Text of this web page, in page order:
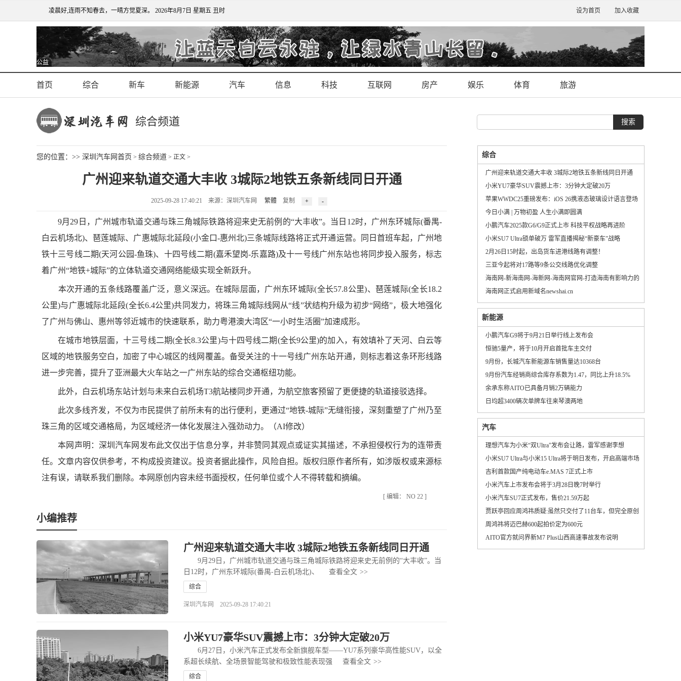
凌晨好,连雨不知春去，一晴方觉夏深。 2026年8月7日 星期五 丑时 设为首页 加入收藏
公益
首页 综合 新车 新能源 汽车 信息 科技 互联网 房产 娱乐 体育 旅游
综合频道
您的位置：>> 深圳汽车网首页 > 综合频道 > 正文 >
广州迎来轨道交通大丰收 3城际2地铁五条新线同日开通
2025-09-28 17:40:21 来源：深圳汽车网 繁體 复制
9月29日，广州城市轨道交通与珠三角城际铁路将迎来史无前例的“大丰收”。当日12时，广州东环城际(番禺-
白云机场北)、琶莲城际、广惠城际北延段(小金口-惠州北)三条城际线路将正式开通运营。同日首班车起，广州地
铁十三号线二期(天河公园-鱼珠)、十四号线二期(嘉禾望岗-乐嘉路)及十一号线广州东站也将同步投入服务，标志
着广州“地铁+城际”的立体轨道交通网络能级实现全新跃升。
本次开通的五条线路覆盖广泛，意义深远。在城际层面，广州东环城际(全长57.8公里)、琶莲城际(全长18.2
公里)与广惠城际北延段(全长6.4公里)共同发力，将珠三角城际线网从“线”状结构升级为初步“网络”，极大地强化
了广州与佛山、惠州等邻近城市的快速联系，助力粤港澳大湾区“一小时生活圈”加速成形。
在城市地铁层面，十三号线二期(全长8.3公里)与十四号线二期(全长9公里)的加入，有效填补了天河、白云等
区域的地铁服务空白，加密了中心城区的线网覆盖。备受关注的十一号线广州东站开通，则标志着这条环形线路
进一步完善，提升了亚洲最大火车站之一广州东站的综合交通枢纽功能。
此外，白云机场东站计划与未来白云机场T3航站楼同步开通，为航空旅客预留了更便捷的轨道接驳选择。
此次多线齐发，不仅为市民提供了前所未有的出行便利，更通过“地铁-城际”无缝衔接，深刻重塑了广州乃至
珠三角的区域交通格局，为区域经济一体化发展注入强劲动力。（AI修改）
本网声明：深圳汽车网发布此文仅出于信息分享，并非赞同其观点或证实其描述，不承担侵权行为的连带责
任。文章内容仅供参考，不构成投资建议。投资者据此操作，风险自担。版权归原作者所有，如涉版权或来源标
注有误，请联系我们删除。本网原创内容未经书面授权，任何单位或个人不得转载和摘编。
[ 编辑： NO 22 ]
小编推荐
广州迎来轨道交通大丰收 3城际2地铁五条新线同日开通
9月29日，广州城市轨道交通与珠三角城际铁路将迎来史无前例的“大丰收”。当
日12时，广州东环城际(番禺-白云机场北)、
查看全文 >>
综合
深圳汽车网 2025-09-28 17:40:21
小米YU7豪华SUV震撼上市：3分钟大定破20万
6月27日，小米汽车正式发布全新旗舰车型——YU7系列豪华高性能SUV，以全
系超长续航、全场景智能驾驶和极致性能表现强
查看全文 >>
综合
综合
广州迎来轨道交通大丰收 3城际2地铁五条新线同日开通
小米YU7豪华SUV震撼上市：3分钟大定破20万
苹果WWDC25重磅发布：iOS 26携液态玻璃设计语言登场
今日小满 | 万物初盈 人生小满即圆满
小鹏汽车2025款G6/G9正式上市 科技平权战略再进阶
小米SU7 Ultra锁单破万 雷军直播揭秘“新豪车”战略
2月26日15时起，出岛货车进港线路有调整！
三亚今起将对17路等9条公交线路优化调整
海南网-新海南网-海新网-海南网官网-打造海南有影响力的主流都市门户
海南网正式启用新域名newshai.cn
新能源
小鹏汽车G9将于9月21日举行线上发布会
恒驰5量产，将于10月开启首批车主交付
9月份，长城汽车新能源车销售量达10368台
9月份汽车经销商综合库存系数为1.47，同比上升18.5%
余承东称AITO已具备月销2万辆能力
日均超3400辆次单牌车往来琴澳两地
汽车
理想汽车为小米“双Ultra”发布会让路，雷军感谢李想
小米SU7 Ultra与小米15 Ultra将于明日发布，开启高端市场新篇章
吉利首款国产纯电动车e.MAS 7正式上市
小米汽车上市发布会将于3月28日晚7时举行
小米汽车SU7正式发布，售价21.59万起
贾跃亭回应周鸿祎质疑:虽然只交付了11台车，但完全原创
周鸿祎将迈巴赫600起拍价定为600元
AITO官方就问界新M7 Plus山西高速事故发布说明